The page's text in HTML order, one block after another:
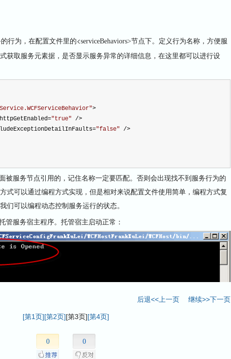
行为，在配置文件里的<serviceBehaviors>节点下。定义行为名称，方便服
获取 服务元素据，是否显示服务异常的详细信息，在这里都可以进行设
">
="true" />
="false" />
被服务节点引用的，记住名称一定要匹配。否则会出现找不到服务行为的
式可以通过编程方式实现，但是相对来说配置文件使用简单，编程方式复
们可以编程动态控制服务运行的状态。
管服务宿主程序。托管宿主启动正常：
后退<<上一页 继续>>下一页
[第1页][第2页][第3页][第4页]
0 0